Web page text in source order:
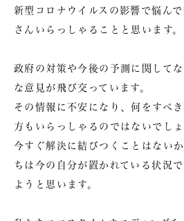
新型コロナウイルスの影響で悩ん
さんいらっしゃることと思います。
政府の対策や今後の予測に関して
な意見が飛び交っています。
その情報に不安になり、何をすべ
方もいらっしゃるのではないでし
今すぐ解決に結びつくことはない
ちは今の自分が置かれている状況
ようと思います。